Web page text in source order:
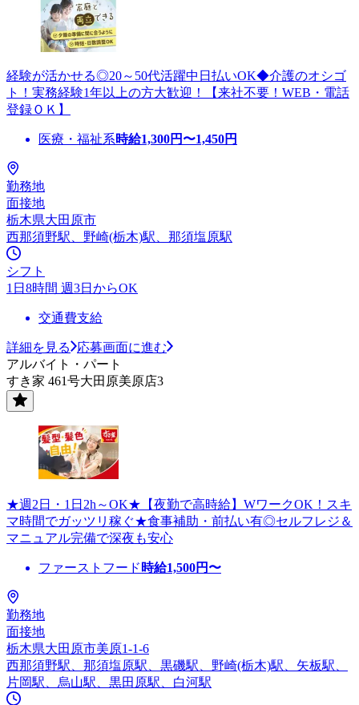
経験が活かせる◎20～50代活躍中日払いOK◆介護のオシゴ
ト！実務経験1年以上の方大歓迎！【来社不要！WEB・電話
登録ＯＫ】
医療・福祉系時給1,300円〜1,450円
勤務地
面接地
栃木県大田原市
西那須野駅、野崎(栃木)駅、那須塩原駅
シフト
1日8時間 週3日からOK
交通費支給
詳細を見る
応募画面に進む
アルバイト・パート
すき家 461号大田原美原店3
★週2日・1日2h～OK★【夜勤で高時給】WワークOK！スキ
マ時間でガッツリ稼ぐ★食事補助・前払い有◎セルフレジ＆
マニュアル完備で深夜も安心
ファーストフード 時給1,500円〜
勤務地
面接地
栃木県大田原市美原1-1-6
西那須野駅、那須塩原駅、黒磯駅、野崎(栃木)駅、矢板駅、
片岡駅、烏山駅、黒田原駅、白河駅